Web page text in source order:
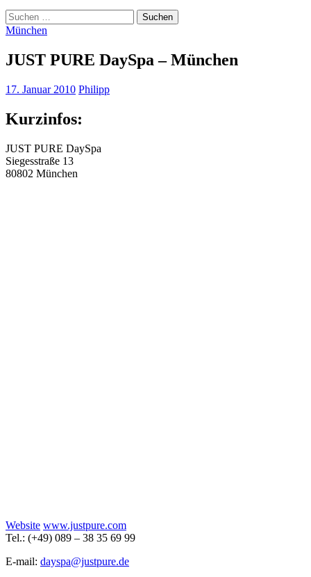
Suchen
nach:
München
JUST PURE DaySpa – München
17. Januar 2010 Philipp
Kurzinfos:
JUST PURE DaySpa
Siegesstraße 13
80802 München
Website www.justpure.com
Tel.: (+49) 089 – 38 35 69 99
E-mail: dayspa@justpure.de